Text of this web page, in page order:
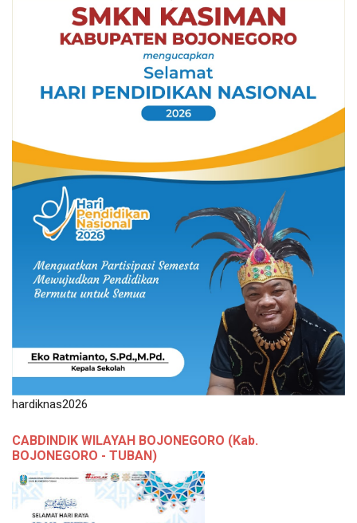
hardiknas2026
CABDINDIK WILAYAH BOJONEGORO (Kab.
BOJONEGORO - TUBAN)